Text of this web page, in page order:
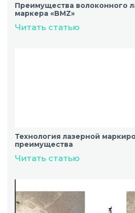
Преимущества волоконного
маркера «BMZ»
Читать статью
Технология лазерной
преимущества
Читать статью